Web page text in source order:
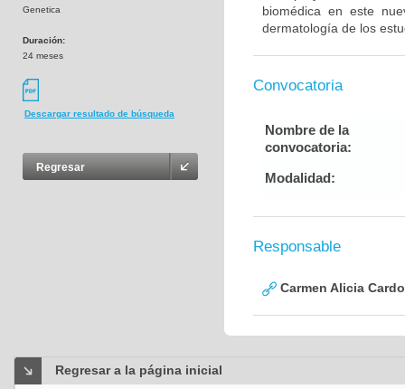
Genetica
Duración:
24 meses
Descargar resultado de búsqueda
Regresar
biomédica en este
dermatología de los
Convocatoria
Nombre de la
convocatoria:
Modalidad:
Responsable
Carmen Alicia
Regresar a la página inicial